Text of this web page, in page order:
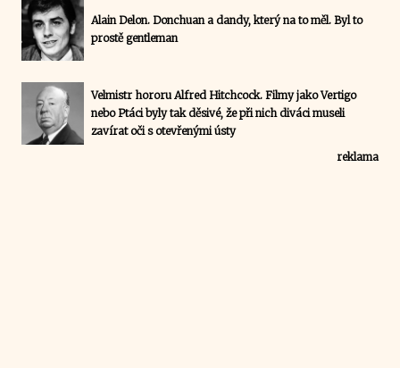
Alain Delon. Donchuan a dandy, který na to měl. Byl to
prostě gentleman
Velmistr hororu Alfred Hitchcock. Filmy jako Vertigo
nebo Ptáci byly tak děsivé, že při nich diváci museli
zavírat oči s otevřenými ústy
reklama